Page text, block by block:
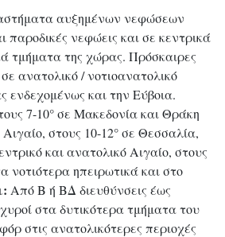
αυξημένων νεφώσεων
παροδικές νεφώεις και σε κεντρικά
τμήματα της χώρας. Πρόσκαιρες
ανατολικό / νοτιοανατολικό
ενδεχομένως και την Εύβοια.
7-10° σε Μακεδονία και Θράκη
στους 10-12° σε Θεσσαλία,
και ανατολικό Αιγαίο, στους
νοτιότερα ηπειρωτικά και στο
Από Β ή ΒΔ διευθύνσεις έως
στα δυτικότερα τμήματα του
στις ανατολικότερες περιοχές